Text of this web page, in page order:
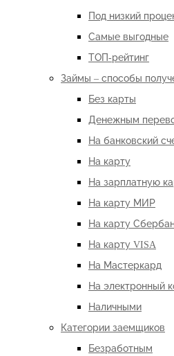
Под низкий
Самые выгодные
ТОП-рейтинг
Займы – способы
Без карты
Денежным
На банковский
На карту
На зарплатную
На карту МИР
На карту
На карту VISA
На Мастеркард
На электронный
Наличными
Категории заемщиков
Безработным